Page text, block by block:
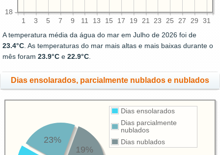
1 3 5 7 9 11 13 15 17 19 21 23 25 27 29 31
18
A temperatura média da água do mar em Julho de 2026 foi de
23.4°C . As temperaturas do mar mais altas e mais baixas durante o
mês foram 23.9°C e 22.9°C
Dias ensolarados, parcialmente nublados e nublados
Dias ensolarados
Dias parcialmente
nublados
Dias nublados
23%
19%